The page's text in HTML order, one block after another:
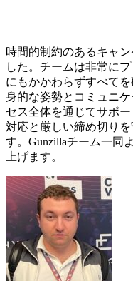
時間的制約のあるキャ
した。チームは非常に
にもかかわらずすべて
身的な姿勢とコミュニ
セス全体を通じてサポ
対応と厳しい締め切り
す。Gunzillaチーム一同
上げます。